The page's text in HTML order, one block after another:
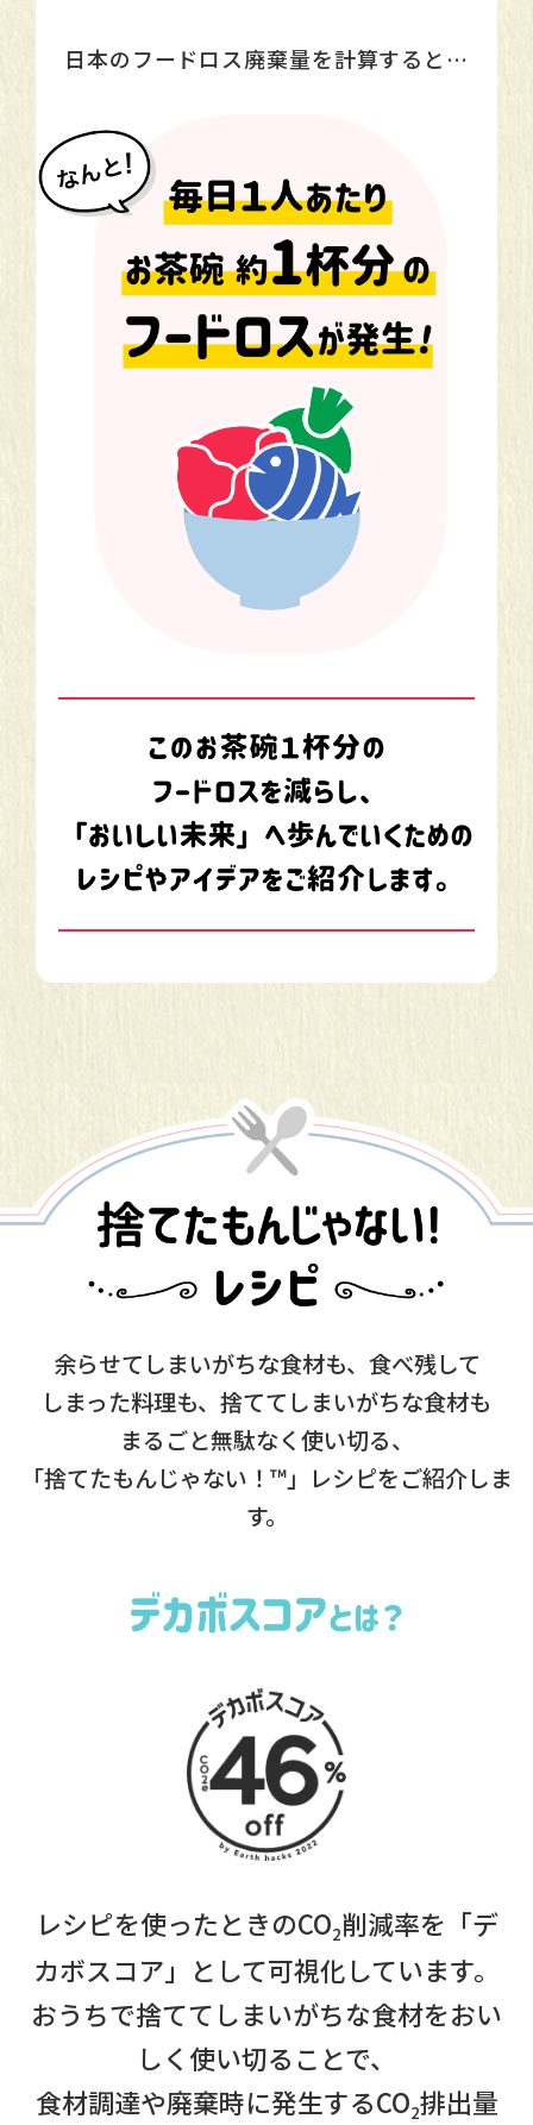
日本のフードロス廃棄量を計算すると…
余らせてしまいがちな食材も、食べ残して
しまった料理も、捨ててしまいがちな食材も
まるごと無駄なく使い切る、
「捨てたもんじゃない！™」レシピをご紹介しま
す。
レシピを使ったときのCO2削減率を「デ
カボスコア」として可視化しています。
おうちで捨ててしまいがちな食材をおい
しく使い切ることで、
食材調達や廃棄時に発生するCO2排出量